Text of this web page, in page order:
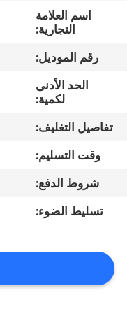
جولة
ضبط
اتصل
أخبار
اسم العلامة
التجارية:
رقم الموديل:
الحد الأدنى
لكمية:
تفاصيل التغليف:
وقت التسليم:
شروط الدفع:
تسليط الضوء: